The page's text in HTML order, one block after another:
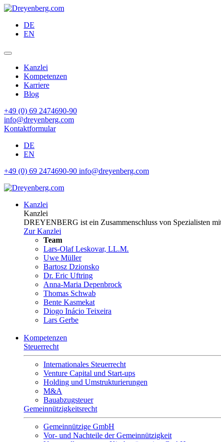
DE
EN
Kanzlei
Kompetenzen
Karriere
Blog
+49 (0) 69 2474690-90
info@dreyenberg.com
Kontaktformular
DE
EN
+49 (0) 69 2474690-90 info@dreyenberg.com
Kanzlei
Kanzlei
DREYENBERG ist ein Zusammenschluss von Spezialisten
Zur Kanzlei
Team
Lars-Olaf Leskovar, LL.M.
Uwe Müller
Bartosz Dzionsko
Dr. Eric Uftring
Anna-Maria Depenbrock
Thomas Schwab
Bente Kasmekat
Diogo Inácio Teixeira
Lars Gerbe
Kompetenzen
Steuerrecht
Internationales Steuerrecht
Venture Capital und Start-ups
Holding und Umstrukturierungen
M&A
Bauabzugsteuer
Gemeinnützigkeitsrecht
Gemeinnützige GmbH
Vor- und Nachteile der Gemeinnützigkeit